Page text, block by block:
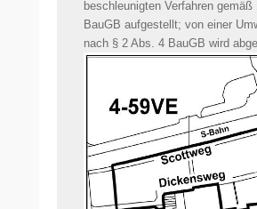
beschleunigten Verfahren gemäß
BauGB aufgestellt; von einer
nach § 2 Abs. 4 BauGB wird